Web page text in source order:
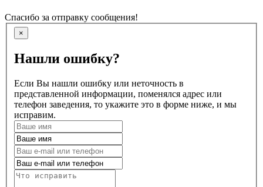
Спасибо за отправку сообщения!
×
Нашли ошибку?
Если Вы нашли ошибку или неточность в
представленной информации, поменялся адрес или
телефон заведения, то укажите это в форме ниже, и мы
исправим.